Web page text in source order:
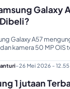
Galaxy
Galaxy A57
kamera 50 MP OIS
-26 Mei 2026 - 12.55
1 jutaan